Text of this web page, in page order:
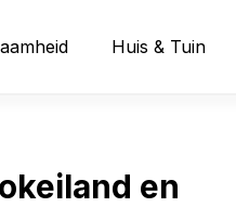
Huis & Tuin
en